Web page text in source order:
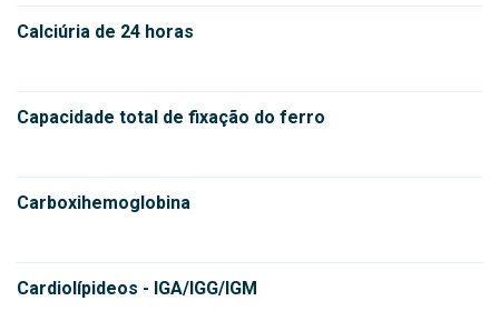
Calciúria de 24 horas
Capacidade total de fixação do ferro
Carboxihemoglobina
Cardiolípideos - IGA/IGG/IGM